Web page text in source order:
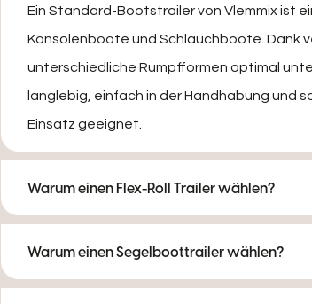
Ein Standard-Bootstrailer von Vlemmix ist
Konsolenboote und Schlauchboote. Dank
unterschiedliche Rumpfformen optimal
langlebig, einfach in der Handhabung und
Einsatz geeignet.
Warum einen Flex-Roll Trailer wählen?
Warum einen Segelboottrailer wählen?